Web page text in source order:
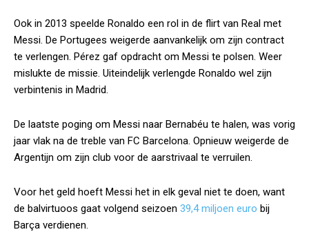
Ook in 2013 speelde Ronaldo een rol in de flirt van Real met
Messi. De Portugees weigerde aanvankelijk om zijn contract
te verlengen. Pérez gaf opdracht om Messi te polsen. Weer
mislukte de missie. Uiteindelijk verlengde Ronaldo wel zijn
verbintenis in Madrid.
De laatste poging om Messi naar Bernabéu te halen, was vorig
jaar vlak na de treble van FC Barcelona. Opnieuw weigerde de
Argentijn om zijn club voor de aarstrivaal te verruilen.
Voor het geld hoeft Messi het in elk geval niet te doen, want
de balvirtuoos gaat volgend seizoen 39,4 miljoen euro bij
Barça verdienen.